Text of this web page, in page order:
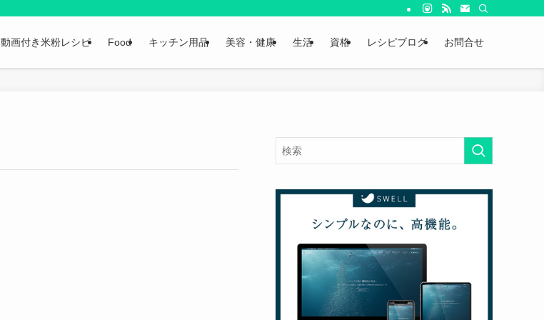
動画付き米粉レシピ Food キッチン用品 美容・健康 生活 資格 レシピブログ お問合せ